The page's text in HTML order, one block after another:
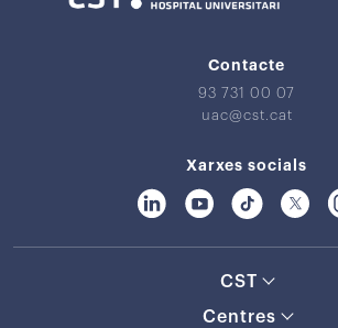
Contacte
93 731 00 07
uac@cst.cat
Xarxes socials
CST
Centres